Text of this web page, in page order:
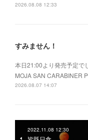
2026.08.08 12:33
すみません！
本日21:00より発売予定で
MOJA SAN CARABINER
2026.08.07 14:07
2022.11.08 12:30